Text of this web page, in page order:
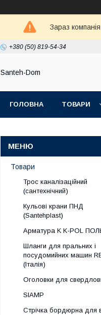
Зараз
+380 (50) 819-54-34
Santeh-Dom
ГОЛОВНА ТОВАРИ
Товари
Трос каналізаційний
(сантехнічний)
Кульові крани ПНД
(Santehplast)
Арматура K K-POL
Шланги для пральних і
посудомийних машин
(Італія)
Оголовки для
SIAMP
Стрічка бордюрна для